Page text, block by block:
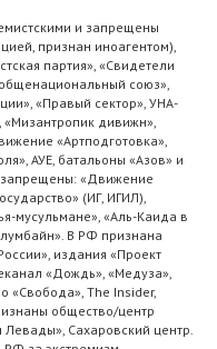
и запрещены
признан иноагентом),
партия», «Свидетели
союз»,
«Правый сектор», УНА-
дивижн»,
«Артподготовка»,
АУЕ, батальоны «Азов» и
запрещены: «Движение
(ИГ, ИГИЛ),
мусульмане», «Аль-Каида в
В РФ признана
издания «Проект
«Дождь», «Медуза»,
«Свобода», The Insider,
общество/центр
Сахаровский центр.